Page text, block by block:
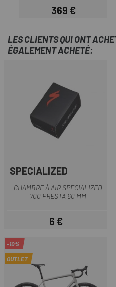
Prix
369 €
LES CLIENTS QUI ONT
ÉGALEMENT ACHETÉ:
SPECIALIZED
CHAMBRE À AIR SPECIALIZED
700 PRESTA 60 MM
Prix
6 €
-10%
OUTLET